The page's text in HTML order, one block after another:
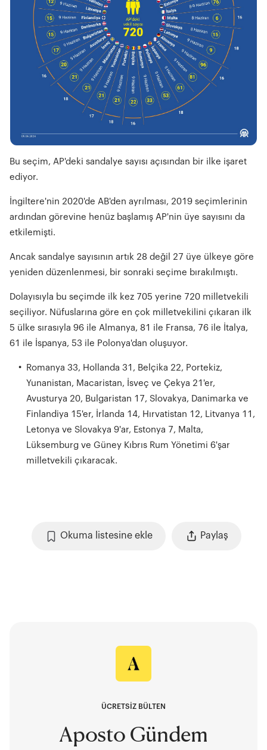
Bu seçim, AP'deki sandalye sayısı açısından bir ilke işaret
ediyor.
İngiltere'nin 2020'de AB'den ayrılması, 2019 seçimlerinin
ardından görevine henüz başlamış AP'nin üye sayısını da
etkilemişti.
Ancak sandalye sayısının artık 28 değil 27 üye ülkeye göre
yeniden düzenlenmesi, bir sonraki seçime bırakılmıştı.
Dolayısıyla bu seçimde ilk kez 705 yerine 720 milletvekili
seçiliyor. Nüfuslarına göre en çok milletvekilini çıkaran ilk
5 ülke sırasıyla 96 ile Almanya, 81 ile Fransa, 76 ile İtalya,
61 ile İspanya, 53 ile Polonya'dan oluşuyor.
Romanya 33, Hollanda 31, Belçika 22, Portekiz,
Yunanistan, Macaristan, İsveç ve Çekya 21'er,
Avusturya 20, Bulgaristan 17, Slovakya, Danimarka ve
Finlandiya 15'er, İrlanda 14, Hırvatistan 12, Litvanya 11,
Letonya ve Slovakya 9'ar, Estonya 7, Malta,
Lüksemburg ve Güney Kıbrıs Rum Yönetimi 6'şar
milletvekili çıkaracak.
Okuma listesine ekle Paylaş
ÜCRETSİZ BÜLTEN
Aposto Gündem